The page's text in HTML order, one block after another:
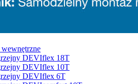
DEVIflex 18T
DEVIflex 10T
DEVIflex 6T